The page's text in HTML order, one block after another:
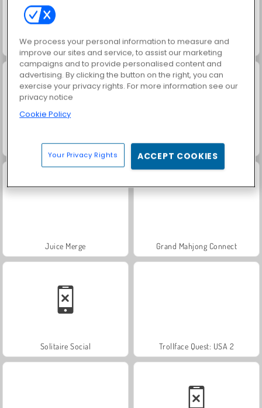
Rummy World Scala 40
Charm Farm Let's Fish!
Juice Merge Grand Mahjong Connect
Solitaire Social Trollface Quest: USA 2
We process your personal information to measure and
improve our sites and service, to assist our marketing
campaigns and to provide personalised content and
advertising. By clicking the button on the right, you can
exercise your privacy rights. For more information see our
privacy notice
Cookie Policy
Your Privacy Rights ACCEPT COOKIES